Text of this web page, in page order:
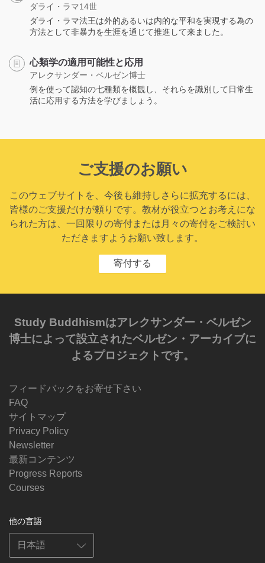
ダライ・ラマ14世
ダライ・ラマ法王は外的あるいは内的な平和を実現する為の
方法として非暴力を生涯を通じて推進して来ました。
心類学の適用可能性と応用
アレクサンダー・ベルゼン博士
例を使って認知の七種類を概観し、それらを識別して日常生
活に応用する方法を学びましょう。
ご支援のお願い
このウェブサイトを、今後も維持しさらに拡充するには、
皆様のご支援だけが頼りです。教材が役立つとお考えにな
られた方は、一回限りの寄付または月々の寄付をご検討い
ただきますようお願い致します。
寄付する
Study Buddhismはアレクサンダー・ベルゼン
博士によって設立されたベルゼン・アーカイブに
よるプロジェクトです。
フィードバックをお寄せ下さい
FAQ
サイトマップ
Privacy Policy
Newsletter
最新コンテンツ
Progress Reports
Courses
他の言語